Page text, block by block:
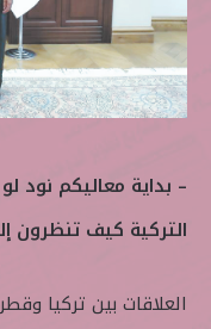
– بداية معاليكم نود
التركية كيف تنظرون
العلاقات بين تركيا